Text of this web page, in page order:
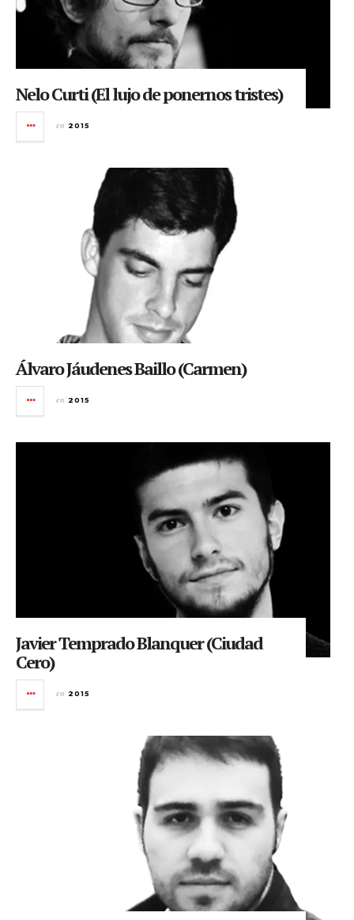
Nelo Curti (El lujo de ponernos tristes)
en 2015
Álvaro Jáudenes Baillo (Carmen)
en 2015
Javier Temprado Blanquer (Ciudad
Cero)
en 2015